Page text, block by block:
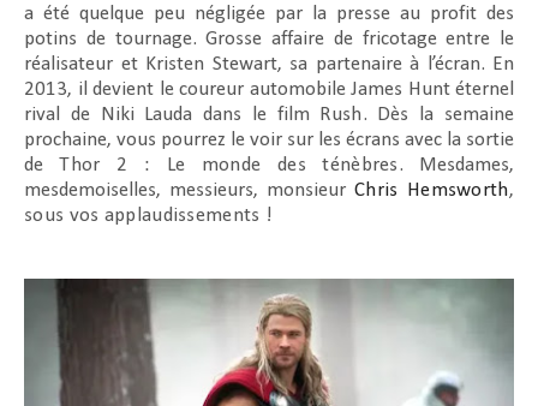
a été quelque peu négligée par la presse au profit des
potins de tournage. Grosse affaire de fricotage entre le
réalisateur et Kristen Stewart, sa partenaire à l’écran. En
2013, il devient le coureur automobile James Hunt éternel
rival de Niki Lauda dans le film
Rush. Dès la semaine
prochaine, vous pourrez le voir sur les écrans avec la sortie
deThor 2 : Le monde des ténèbres. Mesdames,
mesdemoiselles, messieurs, monsieurChris Hemsworth,
sous vos applaudissements !